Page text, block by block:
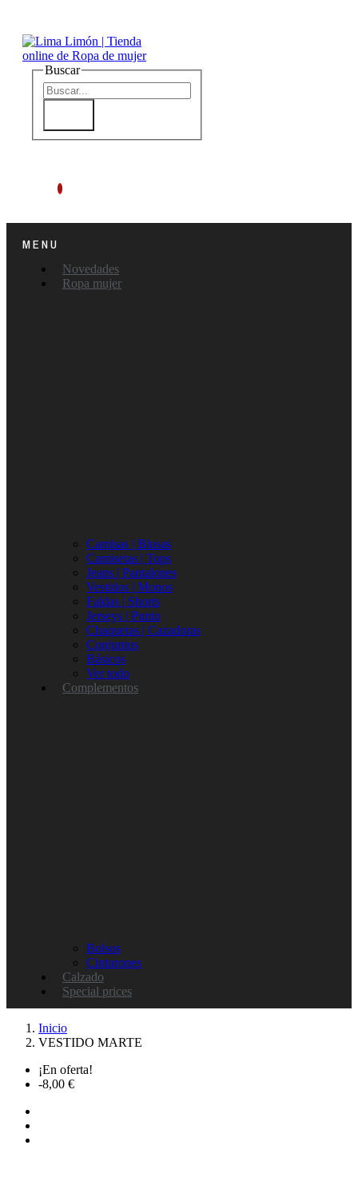
Buscar
0
MENU
Novedades
Ropa mujer
Camisas | Blusas
Camisetas | Tops
Jeans | Pantalones
Vestidos | Monos
Faldas | Shorts
Jerseys | Punto
Chaquetas | Cazadoras
Conjuntos
Básicos
Ver todo
Complementos
Bolsos
Cinturones
Calzado
Special prices
Inicio
VESTIDO MARTE
¡En oferta!
-8,00 €